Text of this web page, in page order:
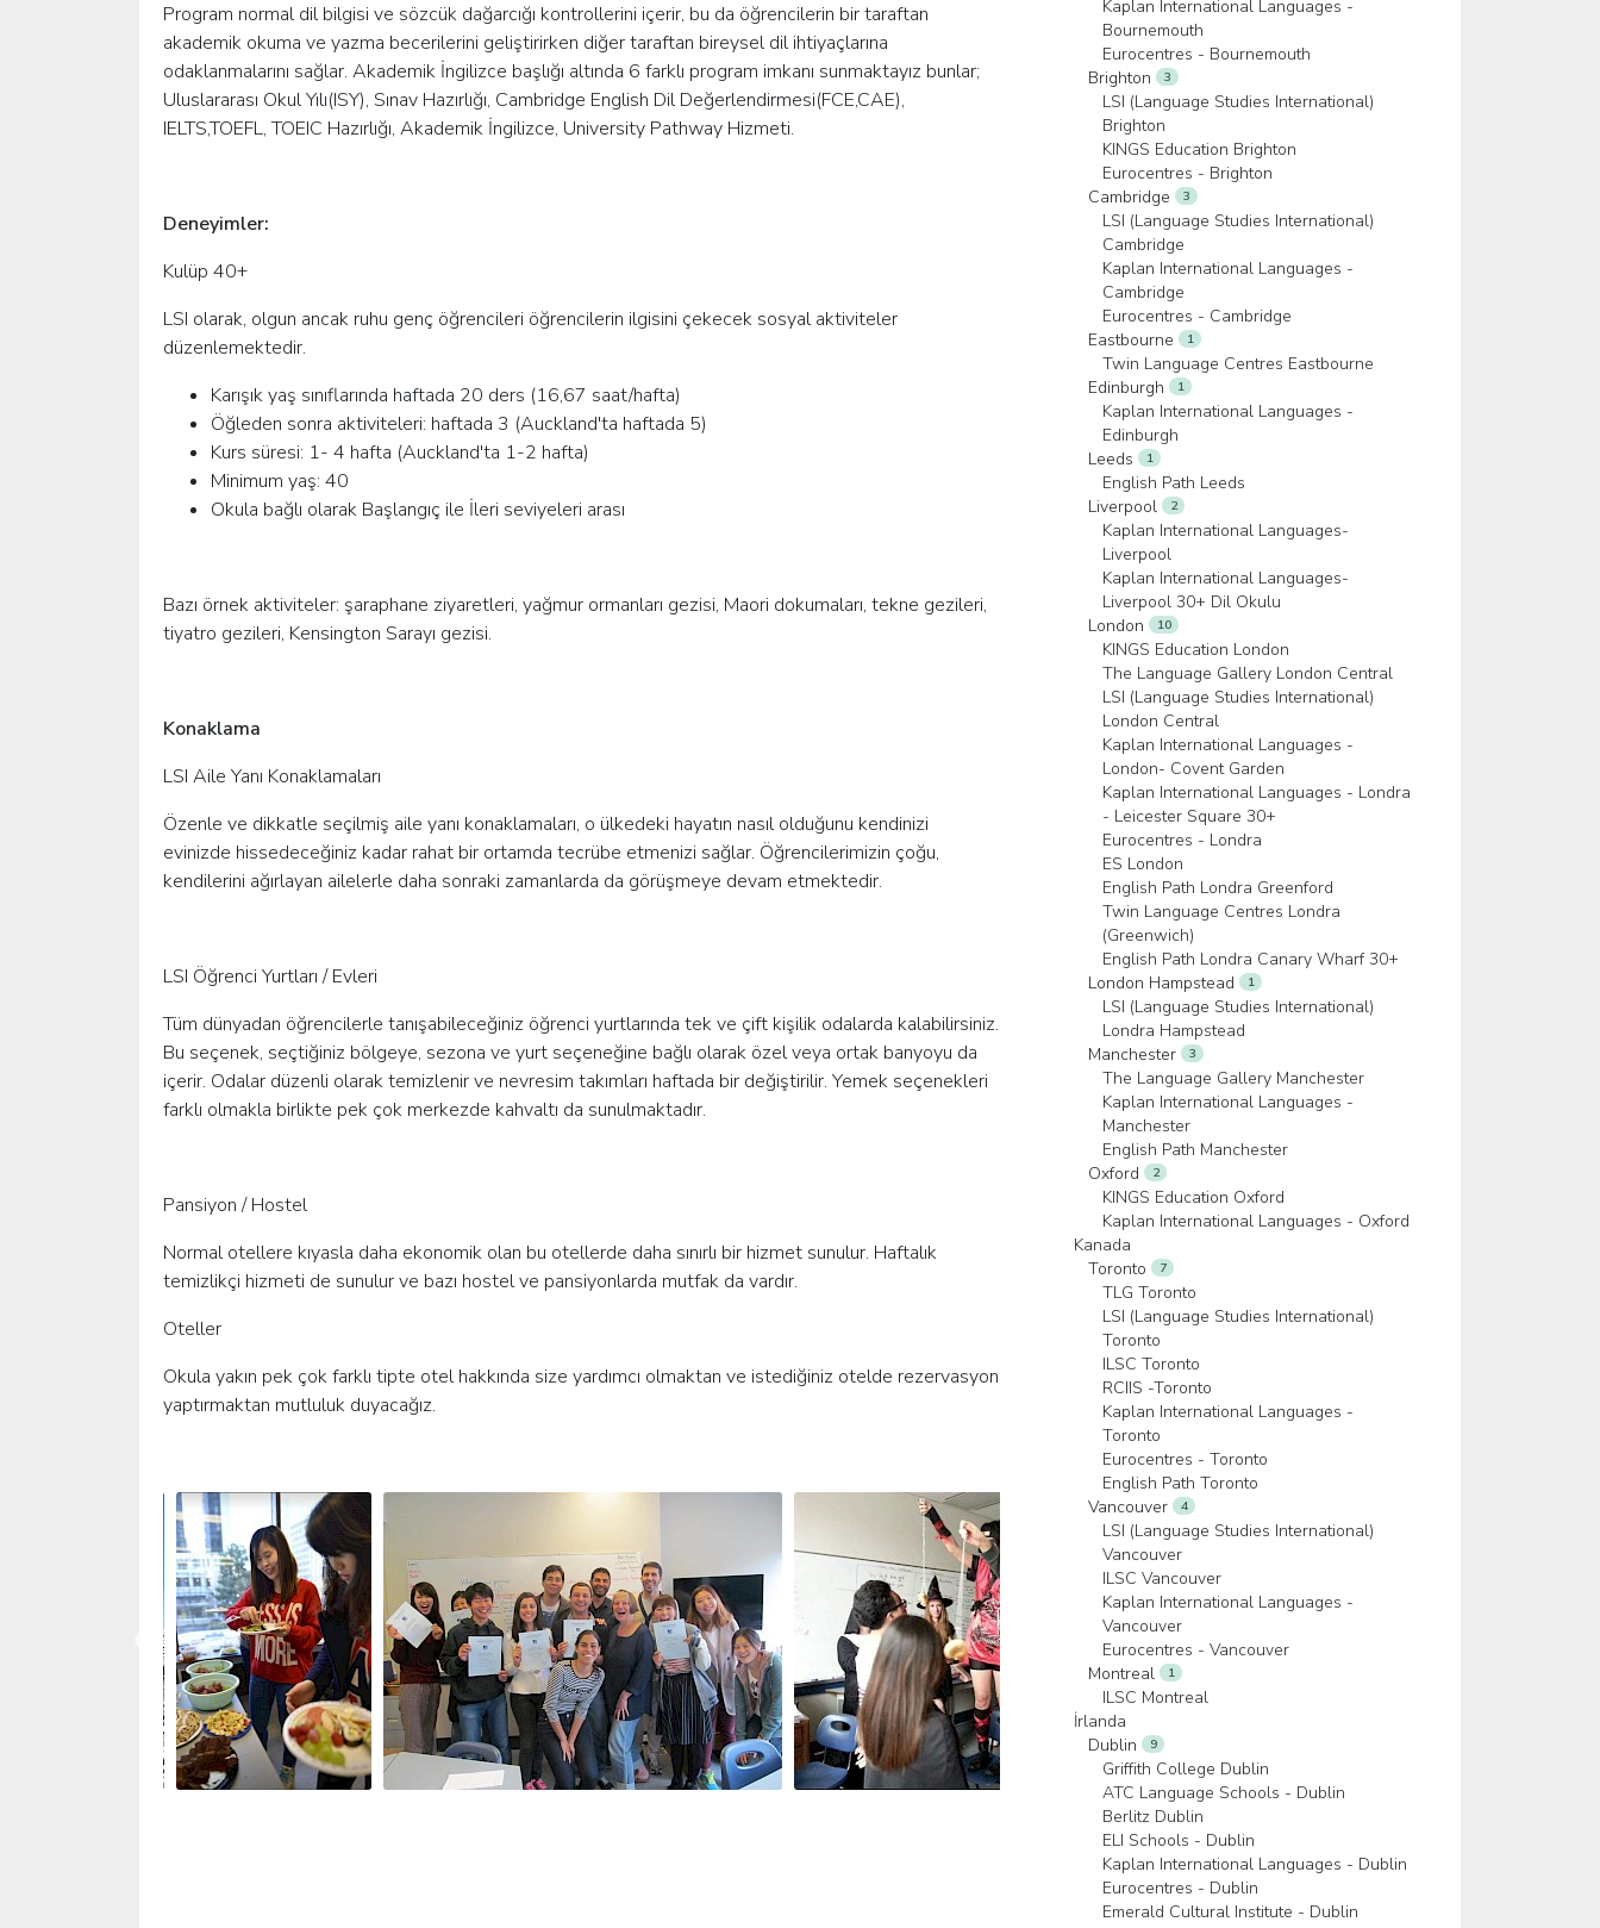
Program normal dil bilgisi ve sözcük dağarcığı kontrollerini içerir, bu da öğrencilerin bir taraftan
akademik okuma ve yazma becerilerini geliştirirken diğer taraftan bireysel dil ihtiyaçlarına
odaklanmalarını sağlar. Akademik İngilizce başlığı altında 6 farklı program imkanı sunmaktayız bunlar;
Uluslararası Okul Yılı(ISY), Sınav Hazırlığı, Cambridge English Dil Değerlendirmesi(FCE,CAE),
IELTS,TOEFL, TOEIC Hazırlığı, Akademik İngilizce, University Pathway Hizmeti.
Deneyimler:
Kulüp 40+
LSI olarak, olgun ancak ruhu genç öğrencileri öğrencilerin ilgisini çekecek sosyal aktiviteler
düzenlemektedir.
Karışık yaş sınıflarında haftada 20 ders (16,67 saat/hafta)
Öğleden sonra aktiviteleri: haftada 3 (Auckland'ta haftada 5)
Kurs süresi: 1- 4 hafta (Auckland'ta 1-2 hafta)
Minimum yaş: 40
Okula bağlı olarak Başlangıç ile İleri seviyeleri arası
Bazı örnek aktiviteler: şaraphane ziyaretleri, yağmur ormanları gezisi, Maori dokumaları, tekne gezileri,
tiyatro gezileri, Kensington Sarayı gezisi.
Konaklama
LSI Aile Yanı Konaklamaları
Özenle ve dikkatle seçilmiş aile yanı konaklamaları, o ülkedeki hayatın nasıl olduğunu kendinizi
evinizde hissedeceğiniz kadar rahat bir ortamda tecrübe etmenizi sağlar. Öğrencilerimizin çoğu,
kendilerini ağırlayan ailelerle daha sonraki zamanlarda da görüşmeye devam etmektedir.
LSI Öğrenci Yurtları / Evleri
Tüm dünyadan öğrencilerle tanışabileceğiniz öğrenci yurtlarında tek ve çift kişilik odalarda kalabilirsiniz.
Bu seçenek, seçtiğiniz bölgeye, sezona ve yurt seçeneğine bağlı olarak özel veya ortak banyoyu da
içerir. Odalar düzenli olarak temizlenir ve nevresim takımları haftada bir değiştirilir. Yemek seçenekleri
farklı olmakla birlikte pek çok merkezde kahvaltı da sunulmaktadır.
Pansiyon / Hostel
Normal otellere kıyasla daha ekonomik olan bu otellerde daha sınırlı bir hizmet sunulur. Haftalık
temizlikçi hizmeti de sunulur ve bazı hostel ve pansiyonlarda mutfak da vardır.
Oteller
Okula yakın pek çok farklı tipte otel hakkında size yardımcı olmaktan ve istediğiniz otelde rezervasyon
yaptırmaktan mutluluk duyacağız.
Kaplan International Languages -
Bournemouth
Eurocentres - Bournemouth
Brighton 3
LSI (Language Studies International)
Brighton
KINGS Education Brighton
Eurocentres - Brighton
Cambridge 3
LSI (Language Studies International)
Cambridge
Kaplan International Languages -
Cambridge
Eurocentres - Cambridge
Eastbourne 1
Twin Language Centres Eastbourne
Edinburgh 1
Kaplan International Languages -
Edinburgh
Leeds 1
English Path Leeds
Liverpool 2
Kaplan International Languages-
Liverpool
Kaplan International Languages-
Liverpool 30+ Dil Okulu
London 10
KINGS Education London
The Language Gallery London Central
LSI (Language Studies International)
London Central
Kaplan International Languages -
London- Covent Garden
Kaplan International Languages - Londra
- Leicester Square 30+
Eurocentres - Londra
ES London
English Path Londra Greenford
Twin Language Centres Londra
(Greenwich)
English Path Londra Canary Wharf 30+
London Hampstead 1
LSI (Language Studies International)
Londra Hampstead
Manchester 3
The Language Gallery Manchester
Kaplan International Languages -
Manchester
English Path Manchester
Oxford 2
KINGS Education Oxford
Kaplan International Languages - Oxford
Kanada
Toronto 7
TLG Toronto
LSI (Language Studies International)
Toronto
ILSC Toronto
RCIIS -Toronto
Kaplan International Languages -
Toronto
Eurocentres - Toronto
English Path Toronto
Vancouver 4
LSI (Language Studies International)
Vancouver
ILSC Vancouver
Kaplan International Languages -
Vancouver
Eurocentres - Vancouver
Montreal 1
ILSC Montreal
İrlanda
Dublin 9
Griffith College Dublin
ATC Language Schools - Dublin
Berlitz Dublin
ELI Schools - Dublin
Kaplan International Languages - Dublin
Eurocentres - Dublin
Emerald Cultural Institute - Dublin